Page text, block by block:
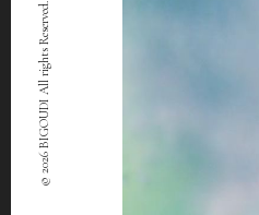
© 2026 BIGOUDI All rights Reserved.